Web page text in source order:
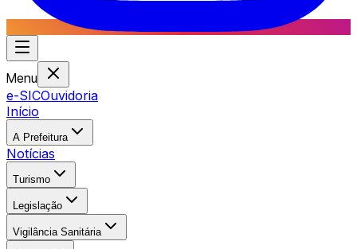
Menu
e-SICOuvidoria
Início
A Prefeitura
Notícias
Turismo
Legislação
Vigilância Sanitária